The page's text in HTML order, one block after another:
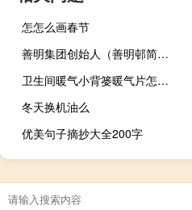
怎怎么画春节
善明集团创始人（善明邨简介）
卫生间暖气小背篓暖气片怎么安装
冬天换机油么
优美句子摘抄大全200字